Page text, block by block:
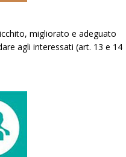
migliorato e adeguato
agli interessati (art. 13 e 14